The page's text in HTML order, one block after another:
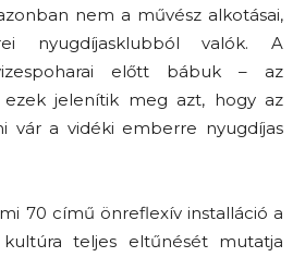
nem a művész alkotásai,
nyugdíjasklubból valók. A
előtt bábuk – az
jelenítik meg azt, hogy az
vár a vidéki emberre nyugdíjas
70 című önreflexív installáció a
kultúra teljes eltűnését mutatja